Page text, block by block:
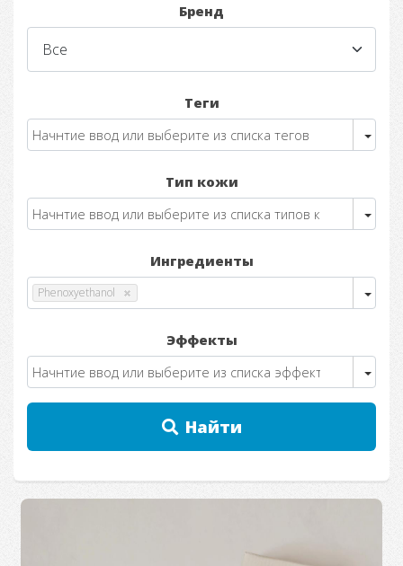
Бренд
Теги
Тип кожи
Ингредиенты
Phenoxyethanol
Эффекты
Найти